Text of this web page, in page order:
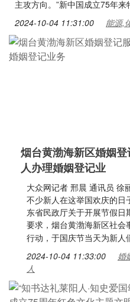
主攻方向。”新中国成立75年
2024-10-04 11:31:00 能源,
烟台黄渤海新区婚姻
人办理婚姻登记业
大众网记者 邢晨 通讯员 徐
不少新人在这举国欢庆的日
东省民政厅关于开展节假
要求，烟台黄渤海新区社会
行动，于国庆节当天为新人
2024-10-04 11:33:00
婚
人